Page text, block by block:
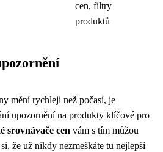
cen, filtry
produktů
mění rychleji než počasí, je
upozornění na produkty klíčové pro
srovnávače cen vám s tím můžou
že už nikdy nezmeškáte tu nejlepší